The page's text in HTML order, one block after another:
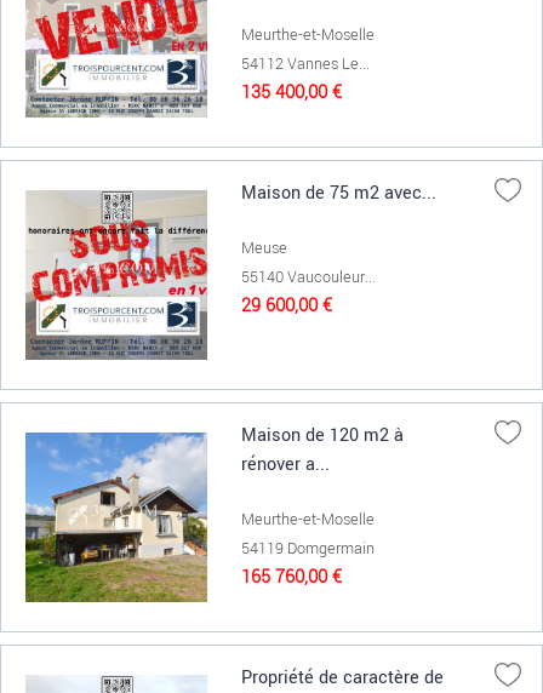
Meurthe-et-Moselle
54112 Vannes Le...
135 400,00 €
Maison de 75 m2 avec...
Meuse
55140 Vaucouleur...
29 600,00 €
Maison de 120 m2 à
rénover a...
Meurthe-et-Moselle
54119 Domgermain
165 760,00 €
Propriété de caractère de